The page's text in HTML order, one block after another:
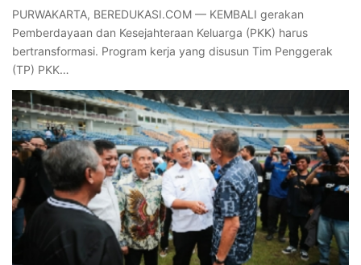
PURWAKARTA, BEREDUKASI.COM — KEMBALI gerakan
Pemberdayaan dan Kesejahteraan Keluarga (PKK) harus
bertransformasi. Program kerja yang disusun Tim Penggerak
(TP) PKK…